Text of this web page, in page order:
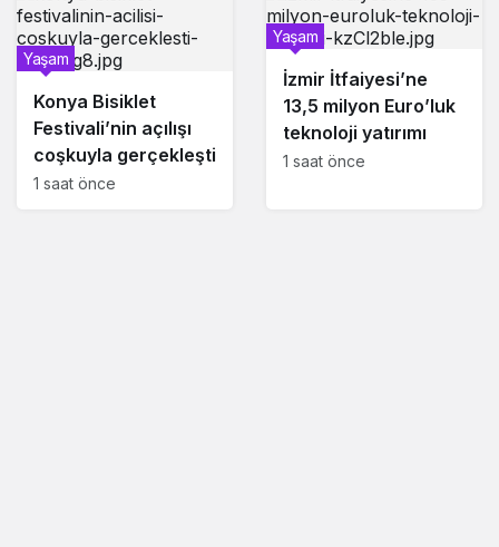
Konya Bisiklet
Festivali’nin açılışı
coşkuyla gerçekleşti
Yaşam
1 saat önce
İzmir İtfaiyesi’ne
13,5 milyon Euro’luk
teknoloji yatırımı
Yaşam
1 saat önce